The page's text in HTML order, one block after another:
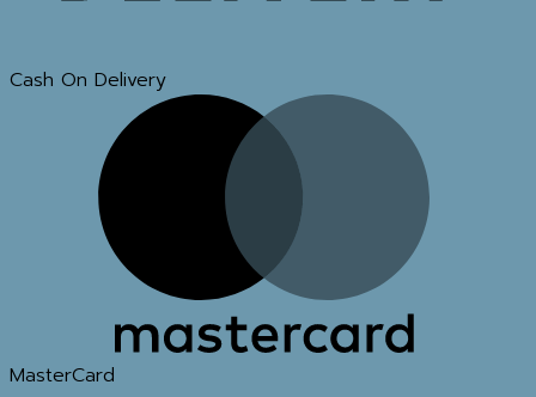
Cash On Delivery
MasterCard